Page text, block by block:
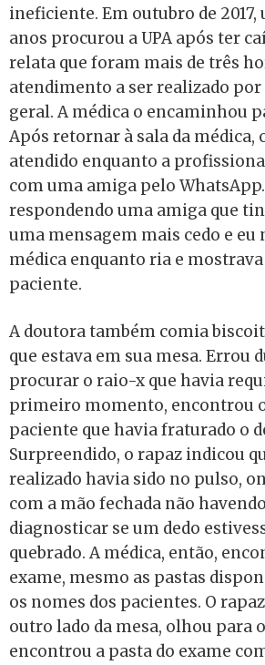
ineficiente. Em outubro de
anos procurou a UPA após ter
relata que foram mais de três
atendimento a ser realizado
geral. A médica o encaminhou
Após retornar à sala da médica,
atendido enquanto a
com uma amiga pelo
respondendo uma amiga que
uma mensagem mais cedo e eu
médica enquanto ria e
paciente.
A doutora também comia
que estava em sua mesa. Errou
procurar o raio-x que havia
primeiro momento, encontrou
paciente que havia fraturado o
Surpreendido, o rapaz indicou
realizado havia sido no pulso,
com a mão fechada não
diagnosticar se um dedo
quebrado. A médica, então,
exame, mesmo as pastas
os nomes dos pacientes. O
outro lado da mesa, olhou para
encontrou a pasta do exame